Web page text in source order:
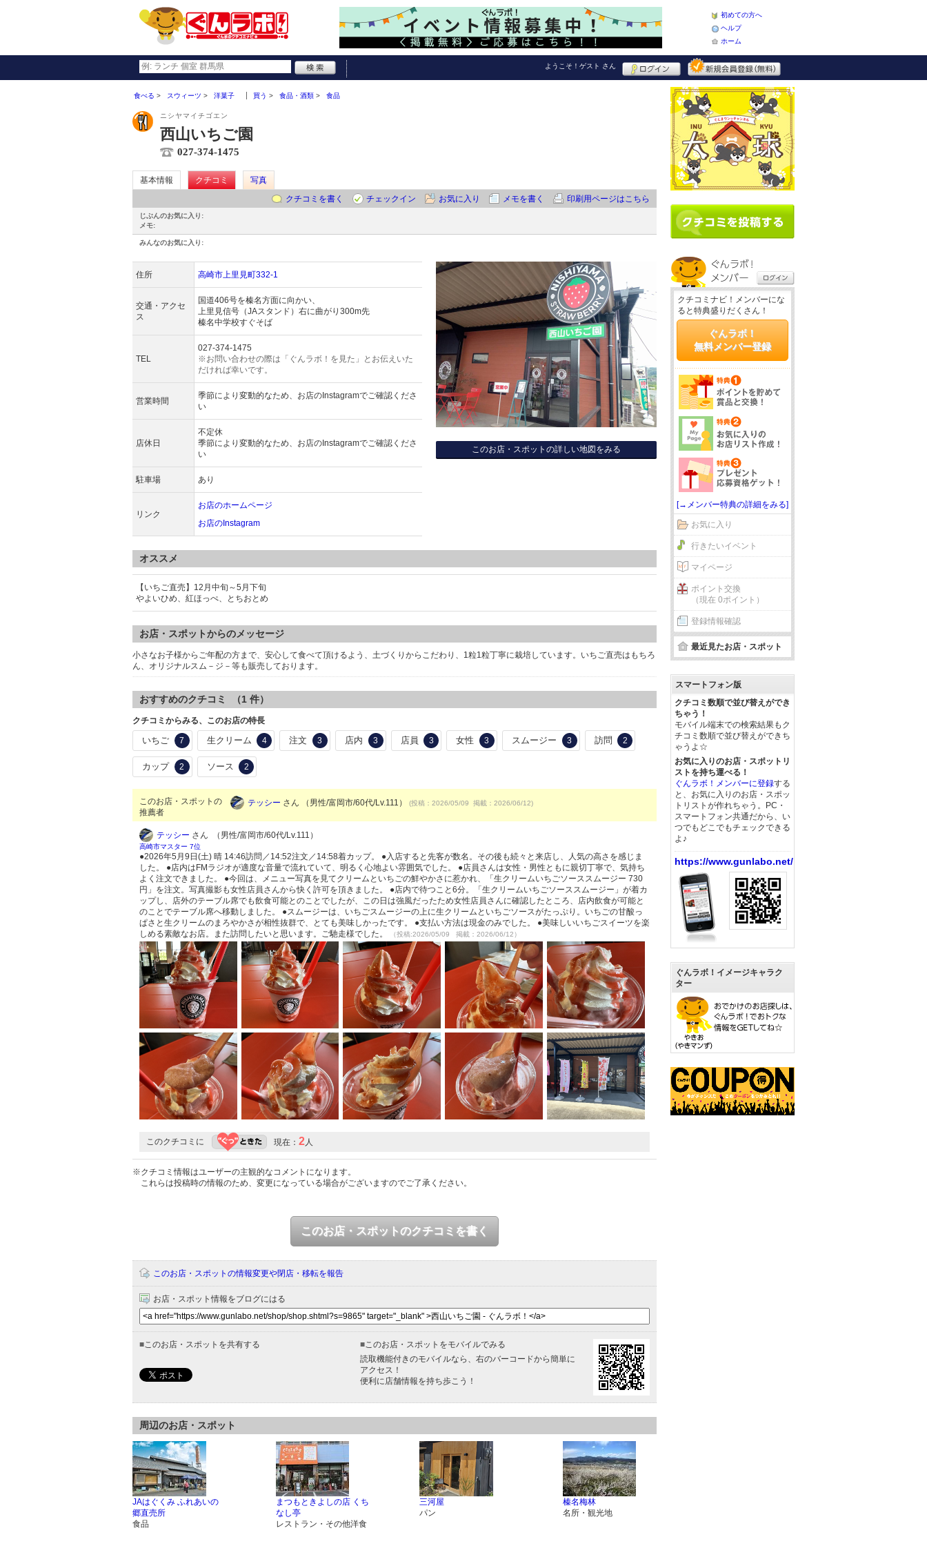
初めての方へ
ヘルプ
ホーム
ようこそ！ ゲスト さん
食べる スウィーツ 洋菓子 買う 食品・酒類 食品
ニシヤマイチゴエン
西山いちご園
027-374-1475
基本情報 クチコミ
写真
クチコミを書く
チェックイン お気に入り メモを書く 印刷用ページはこちら
じぶんのお気に入り:
メモ:
みんなのお気に入り:
住所 高崎市上里見町332-1
交通・アクセ
ス
国道406号を榛名方面に向かい、
上里見信号（JAスタンド）右に曲がり300m先
榛名中学校すぐそば
TEL
027-374-1475
※お問い合わせの際は「ぐんラボ！を見た」とお伝えいた
だければ幸いです。
営業時間
季節により変動的なため、お店のInstagramでご確認くださ
い
店休日
不定休
季節により変動的なため、お店のInstagramでご確認くださ
い
駐車場 あり
リンク
お店のホームページ
お店のInstagram
このお店・スポットの詳しい地図をみる
オススメ
【いちご直売】12月中旬～5月下旬
やよいひめ、紅ほっぺ、とちおとめ
お店・スポットからのメッセージ
小さなお子様からご年配の方まで、安心して食べて頂けるよう、土づくりからこだわり、1粒1粒丁寧に栽培しています。いちご直売はもちろ
ん、オリジナルスム－ジ－等も販売しております。
おすすめのクチコミ （1 件）
クチコミからみる、このお店の特長
いちご 7 生クリーム 4 注文 3 店内 3 店員 3 女性 3 スムージー 3 訪問 2
カップ 2 ソース 2
このお店・スポットの
推薦者
テッシー さん （男性/富岡市/60代/Lv.111） (投稿：2026/05/09 掲載：2026/06/12)
テッシー さん （男性/富岡市/60代/Lv.111）
高崎市マスター 7位
●2026年5月9日(土) 晴 14:46訪問／14:52注文／14:58着カップ。 ●入店すると先客が数名。その後も続々と来店し、人気の高さを感じま
した。 ●店内はFMラジオが適度な音量で流れていて、明るく心地よい雰囲気でした。 ●店員さんは女性・男性ともに親切丁寧で、気持ち
よく注文できました。 ●今回は、メニュー写真を見てクリームといちごの鮮やかさに惹かれ、「生クリームいちごソーススムージー 730
円」を注文。写真撮影も女性店員さんから快く許可を頂きました。 ●店内で待つこと6分。「生クリームいちごソーススムージー」が着カ
ップし、店外のテーブル席でも飲食可能とのことでしたが、この日は強風だったため女性店員さんに確認したところ、店内飲食が可能と
のことでテーブル席へ移動しました。 ●スムージーは、いちごスムージーの上に生クリームといちごソースがたっぷり。いちごの甘酸っ
ぱさと生クリームのまろやかさが相性抜群で、とても美味しかったです。 ●支払い方法は現金のみでした。 ●美味しいいちごスイーツを楽
しめる素敵なお店。また訪問したいと思います。ご馳走様でした。
（投稿:2026/05/09 掲載：2026/06/12）
このクチコミに 現在： 2人
※クチコミ情報はユーザーの主観的なコメントになります。
これらは投稿時の情報のため、変更になっている場合がございますのでご了承ください。
このお店・スポットのクチコミを書く
このお店・スポットの情報変更や閉店・移転を報告
お店・スポット情報をブログにはる
■このお店・スポットを共有する ■このお店・スポットをモバイルでみる
読取機能付きのモバイルなら、右のバーコードから簡単に
アクセス！
便利に店舗情報を持ち歩こう！
周辺のお店・スポット
JAはぐくみ ふれあいの
郷直売所
食品
まつもときよしの店 くち
なし亭
レストラン・その他洋食
三河屋
パン
榛名梅林
名所・観光地
クチコミナビ！メンバーにな
ると特典盛りだくさん！
ぐんラボ！
無料メンバー登録
[→メンバー特典の詳細をみる]
お気に入り
行きたいイベント
マイページ
ポイント交換
（現在 0ポイント）
登録情報確認
最近見たお店・スポット
スマートフォン版
クチコミ数順で並び替えができ
ちゃう！
モバイル端末での検索結果もク
チコミ数順で並び替えができち
ゃうよ☆
お気に入りのお店・スポットリ
ストを持ち運べる！
ぐんラボ！メンバーに登録する
と、お気に入りのお店・スポッ
トリストが作れちゃう。PC・
スマートフォン共通だから、い
つでもどこでもチェックできる
よ♪
https://www.gunlabo.net/
ぐんラボ！イメージキャラク
ター